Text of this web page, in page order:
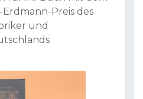
Preis des
und